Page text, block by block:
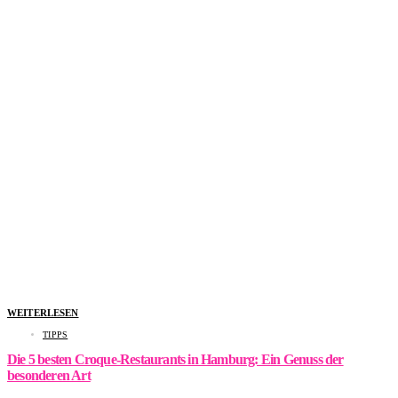
WEITERLESEN
TIPPS
Die 5 besten Croque-Restaurants in Hamburg: Ein Genuss der
besonderen Art